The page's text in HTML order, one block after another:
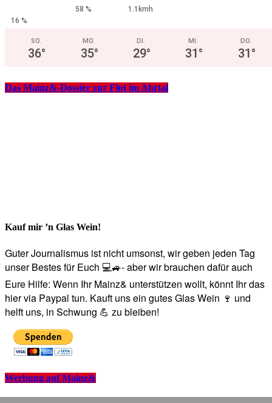
58 %
1.1kmh
16 %
SO.
36°
MO.
35°
DI.
29°
MI.
31°
DO.
31°
Das Mainz&-Dossier zur Flut im Ahrtal
Kauf mir ’n Glas Wein!
Guter Journalismus ist nicht umsonst, wir geben jeden Tag
unser Bestes für Euch 💻🚙- aber wir brauchen dafür auch
Eure Hilfe: Wenn Ihr Mainz& unterstützen wollt, könnt Ihr das
hier via Paypal tun. Kauft uns ein gutes Glas Wein 🍷 und
helft uns, in Schwung 💪 zu bleiben!
Werbung auf Mainz&